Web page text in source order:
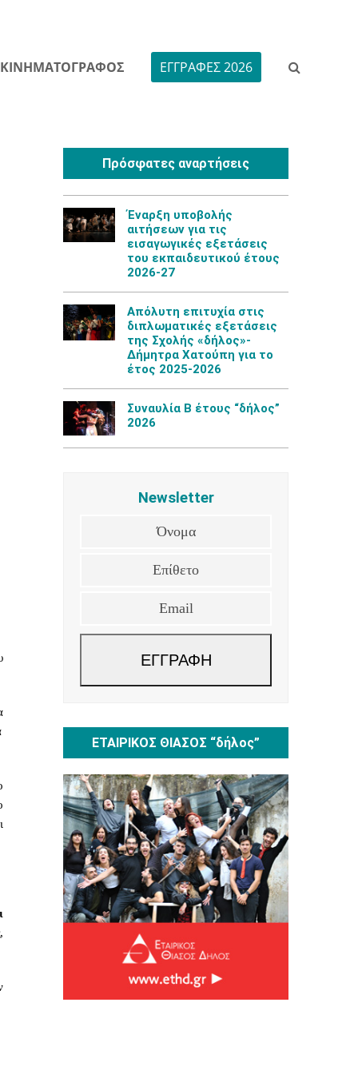
ΚΙΝΗΜΑΤΟΓΡΑΦΟΣ ΕΓΓΡΑΦΕΣ 2026
,
Πρόσφατες αναρτήσεις
Έναρξη υποβολής
αιτήσεων για τις
εισαγωγικές εξετάσεις
του εκπαιδευτικού έτους
2026-27
Aπόλυτη επιτυχία στις
διπλωματικές εξετάσεις
της Σχολής «δήλος»-
Δήμητρα Χατούπη για το
έτος 2025-2026
Συναυλία Β έτους “δήλος”
2026
Newsletter
ΕΓΓΡΑΦΗ
ΕΤΑΙΡΙΚΟΣ ΘΙΑΣΟΣ “δήλος”